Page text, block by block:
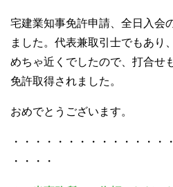
宅建業知事免許申請、全日入会
ました。代表兼取引士でもあり
めちゃ近くでしたので、打合せ
免許取得されました。
おめでとうございます。
・・・・・・・・・・・・・・
・・・・